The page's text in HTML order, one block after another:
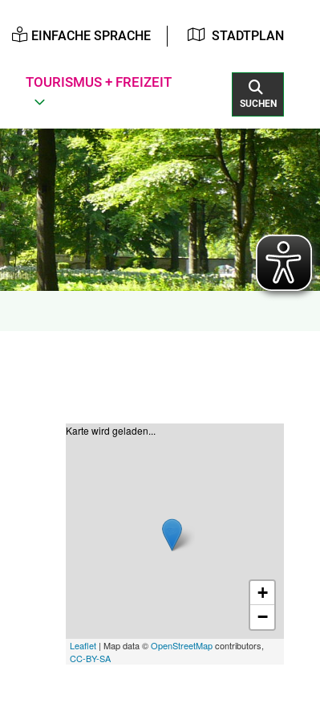
EINFACHE SPRACHE STADTPLAN
TOURISMUS + FREIZEIT
SUCHEN
Karte wird geladen...
+
−
Leaflet| Map data ©OpenStreetMapcontributors,
CC-BY-SA